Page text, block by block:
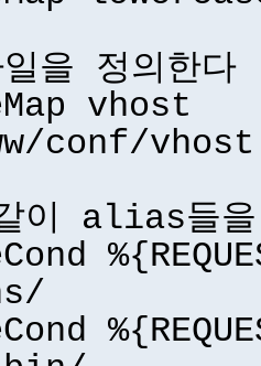
을 정의한다
vhost
conf/
이 alias들을